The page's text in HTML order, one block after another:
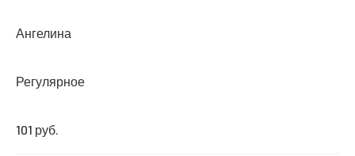
Ангелина
Регулярное
101 руб.